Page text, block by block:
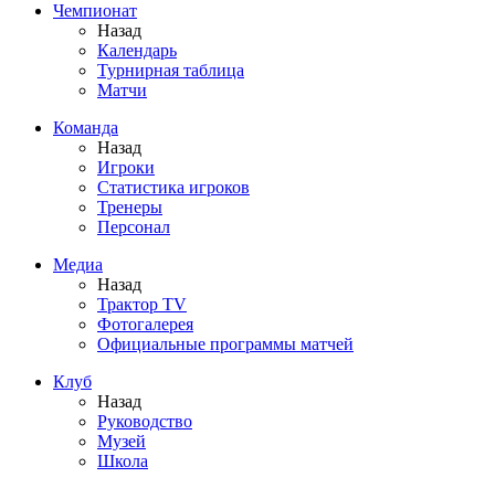
Чемпионат
Назад
Календарь
Турнирная таблица
Матчи
Команда
Назад
Игроки
Статистика игроков
Тренеры
Персонал
Медиа
Назад
Трактор TV
Фотогалерея
Официальные программы матчей
Клуб
Назад
Руководство
Музей
Школа